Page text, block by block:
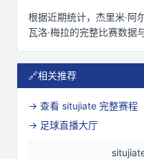
根据近期统计， 杰里米·阿
瓦洛·梅拉的完整比赛数据
🔗相关推荐
→ 查看 situjiate 完整赛程
→ 足球直播大厅